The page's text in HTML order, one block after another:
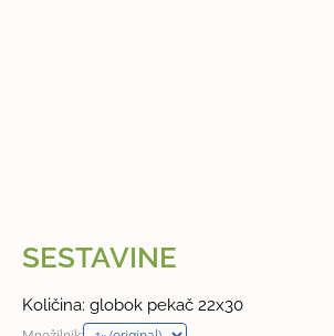
SESTAVINE
Količina: globok pekač 22x30